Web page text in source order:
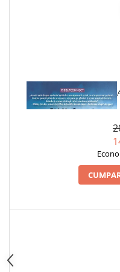
Organizare si Arhivare
Seturi birotica
Caiete si Carnetele scolare
Coperti, Mape, Etichete
Ghiozdane si Penare
Consumabile & Accesorii
1 x SECRETELE
CU SPIRITELE